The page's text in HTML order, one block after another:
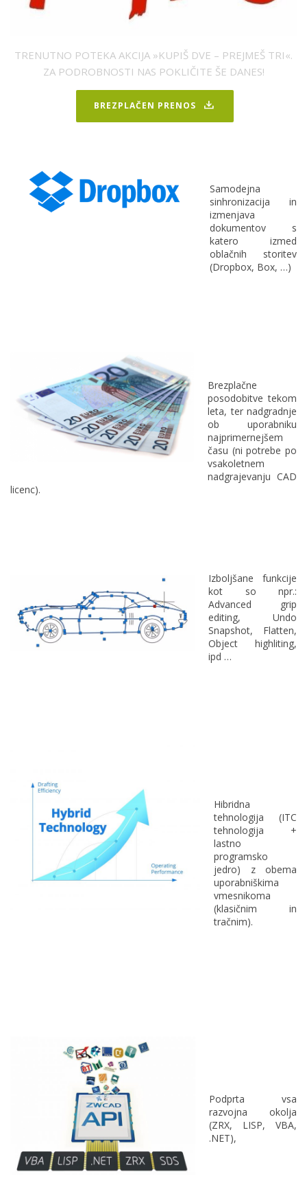
TRENUTNO POTEKA AKCIJA »KUPIŠ DVE – PREJMEŠ TRI«.
ZA PODROBNOSTI NAS POKLIČITE ŠE DANES!
BREZPLAČEN PRENOS
Samodejna
sinhronizacija in
izmenjava
dokumentov s
katero izmed
oblačnih storitev
(Dropbox, Box, …)
Brezplačne
posodobitve tekom
leta, ter nadgradnje
ob uporabniku
najprimernejšem
času (ni potrebe po
vsakoletnem
nadgrajevanju CAD
licenc).
Izboljšane funkcije
kot so npr.:
Advanced grip
editing, Undo
Snapshot, Flatten,
Object highliting,
ipd …
Hibridna
tehnologija (ITC
tehnologija +
lastno
programsko
jedro) z obema
uporabniškima
vmesnikoma
(klasičnim in
tračnim).
Podprta vsa
razvojna okolja
(ZRX, LISP, VBA,
.NET),